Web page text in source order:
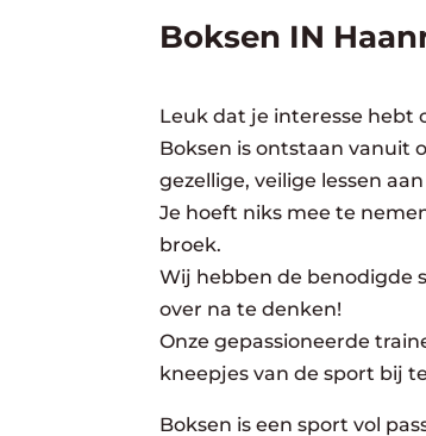
Boksen IN
Leuk dat je interesse hebt
Boksen is ontstaan vanuit
gezellige, veilige lessen
Je hoeft niks mee te
broek.
Wij hebben de benodigde
over na te denken!
Onze gepassioneerde
kneepjes van de sport bij
Boksen is een sport vol